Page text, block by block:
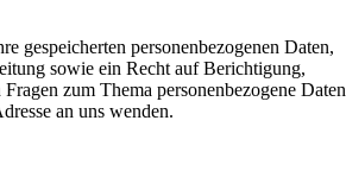
gespeicherten personenbezogenen Daten,
sowie ein Recht auf Berichtigung,
zum Thema personenbezogene Daten
an uns wenden.